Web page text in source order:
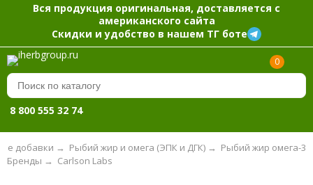
Вся продукция оригинальная, доставляется с
американского сайта
Скидки и удобство в нашем ТГ боте
0
8 800 555 32 74
добавки → Рыбий жир и омега (ЭПК и ДГК) → Рыбий жир омега-3
Carlson Labs
Бренды →